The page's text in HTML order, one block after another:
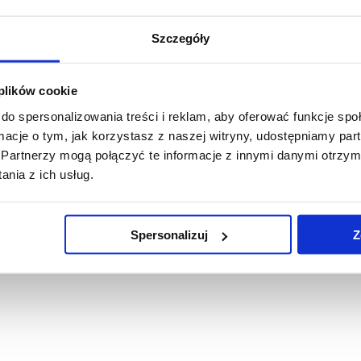
Szczegóły
cookie
spersonalizowania treści i reklam, aby oferować funkcje
o tym, jak korzystasz z naszej witryny, udostępniamy
mogą połączyć te informacje z innymi danymi
z ich usług.
Spersonalizuj
ofertowy.doc (74.5 KiB)
o spełn. warunków i braku podstaw
umowy.pdf (384.9 KiB)
o grupie kapitałowej.pdf(331.5 KiB)